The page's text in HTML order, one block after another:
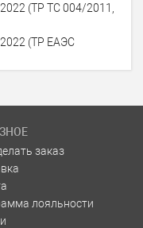
(ТР ТС 004/2011,
(ТР ЕАЭС
заказ
лояльности